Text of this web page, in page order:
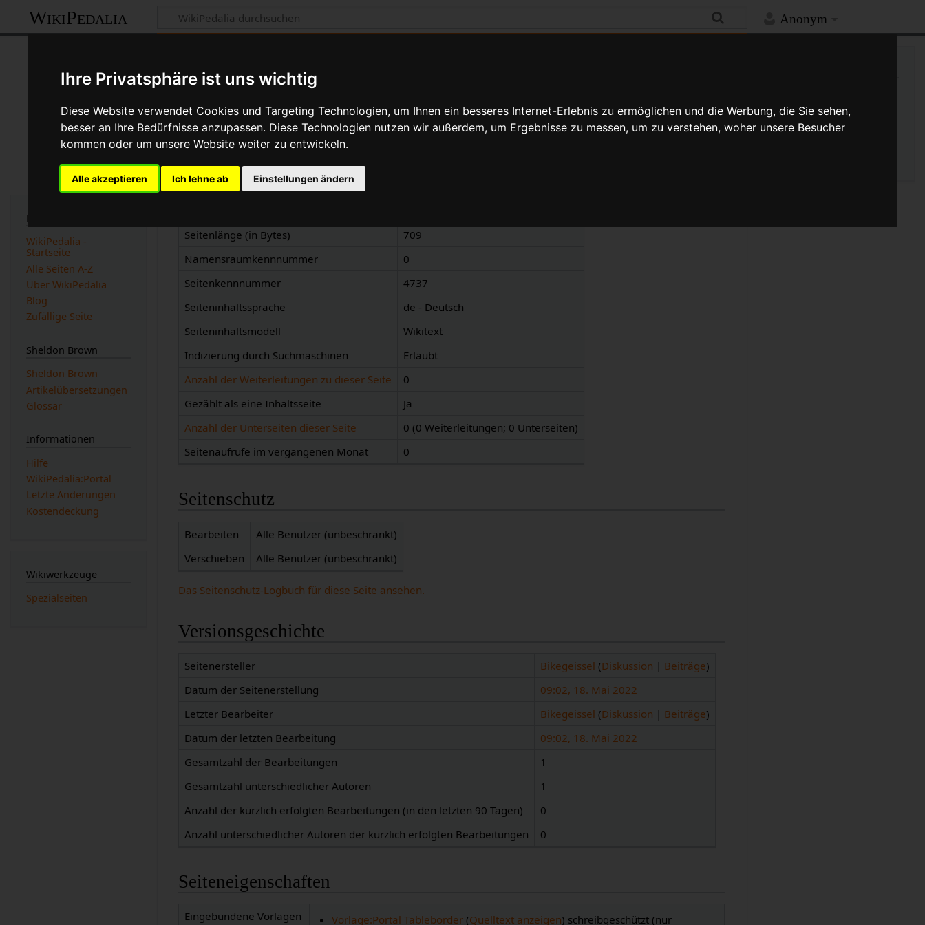
Ihre Privatsphäre ist uns wichtig
Diese Website verwendet Cookies und Targeting Technologien, um Ihnen ein besseres Internet-Erlebnis zu ermöglichen und die Werbung, die Sie sehen,
besser an Ihre Bedürfnisse anzupassen. Diese Technologien nutzen wir außerdem, um Ergebnisse zu messen, um zu verstehen, woher unsere Besucher
kommen oder um unsere Website weiter zu entwickeln.
Alle akzeptieren Ich lehne ab Einstellungen ändern
Anonym
WikiPedalia
Basisinformationen
Anzeigetitel
Seitenlänge (in Bytes)
709
Namensraumkennnummer
0
Seitenkennnummer
4737
Seiteninhaltssprache
de - Deutsch
Seiteninhaltsmodell
Wikitext
Indizierung durch Suchmaschinen
Erlaubt
Anzahl der Weiterleitungen zu dieser Seite
0
Gezählt als eine Inhaltsseite
Ja
Anzahl der Unterseiten dieser Seite
0 (0 Weiterleitungen; 0 Unterseiten)
Seitenaufrufe im vergangenen Monat
0
Seitenschutz
Bearbeiten
Alle Benutzer (unbeschränkt)
Verschieben
Alle Benutzer (unbeschränkt)
Das Seitenschutz-Logbuch für diese Seite ansehen.
Versionsgeschichte
Seitenersteller Bikegeissel (Diskussion | Beiträge)
Datum der Seitenerstellung
09:02, 18. Mai 2022
Letzter Bearbeiter
Bikegeissel (Diskussion | Beiträge)
Datum der letzten Bearbeitung
09:02, 18. Mai 2022
Gesamtzahl der Bearbeitungen
1
Gesamtzahl unterschiedlicher Autoren
1
Anzahl der kürzlich erfolgten Bearbeitungen (in den letzten 90 Tagen)
0
Anzahl unterschiedlicher Autoren der kürzlich erfolgten Bearbeitungen
0
Seiteneigenschaften
Eingebundene Vorlagen
Vorlage:Portal Tableborder (Quelltext anzeigen) schreibgeschützt (nur
Navigation
WikiPedalia -
Startseite
Alle Seiten A-Z
Über WikiPedalia
Blog
Zufällige Seite
Sheldon Brown
Sheldon Brown
Artikelübersetzungen
Glossar
Informationen
Hilfe
WikiPedalia:Portal
Letzte Änderungen
Kostendeckung
Wikiwerkzeuge
Spezialseiten
Änderungen an verlinkten
Seiten
Seiten­­informationen